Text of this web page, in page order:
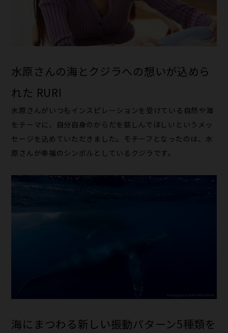
水原さんの海とクジラへの想いが込めら
れた RURI
水原さんがいつもインスピレーションを受けている自然や海
をテーマに、自分自身のからだを慈しんでほしいというメッ
セージを込めていただきました。モチーフとなったのは、水
原さんが幸福のシンボルとしているクジラです。
海にまつわる新しい振動パターン5種類を